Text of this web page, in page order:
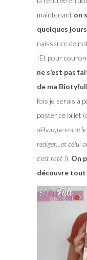
maintenant on
quelques jours
naissance de
!Et pour
ne s’est pas
de ma
fois je serais à
poster ce billet (
débarque entre
rédiger…et celui
c’est raté !). On
découvre tout